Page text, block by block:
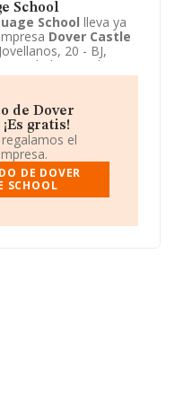
School
School lleva ya
Dover Castle
20 - BJ,
CNAE de esta
n.c.o.p.. La emprea
de Dover
gratis!
el
DE DOVER
SCHOOL